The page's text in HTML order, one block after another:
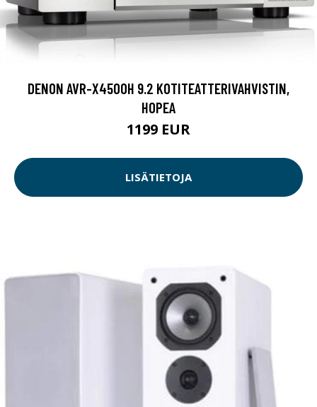
DENON AVR-X4500H 9.2 KOTITEATTERIVAHVISTIN,
HOPEA
1199 EUR
LISÄTIETOJA